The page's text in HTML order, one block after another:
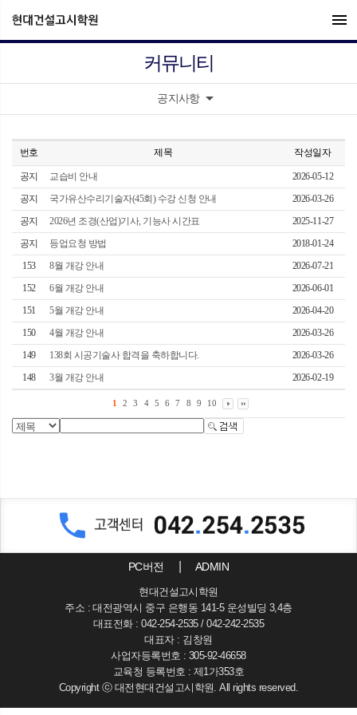
menu
커뮤니티
공지사항arrow_drop_down
번호 제목 작성일자
공지 교습비 안내
2026-05-12
공지
국가유산수리기술자(45회) 수강 신청 안내
2026-03-26
공지
2026년 조경(산업)기사, 기능사 시간표
2025-11-27
공지
등업요청 방법
2018-01-24
153
8월 개강 안내
2026-07-21
152
6월 개강 안내
2026-06-01
151
5월 개강 안내
2026-04-20
150
4월 개강 안내
2026-03-26
149
138회 시공기술사 합격을 축하합니다.
2026-03-26
148
3월 개강 안내 2026-02-19
1 2 3 4 5 6 7 8 9 10
PC버전 ADMIN
현대건설고시학원
주소 : 대전광역시 중구 은행동 141-5 운성빌딩 3,4층
대표전화 : 042-254-2535 / 042-242-2535
대표자 : 김창원
사업자등록번호 : 305-92-46658
교육청 등록번호 : 제1가353호
Copyright ⓒ 대전현대건설고시학원. All rights reserved.